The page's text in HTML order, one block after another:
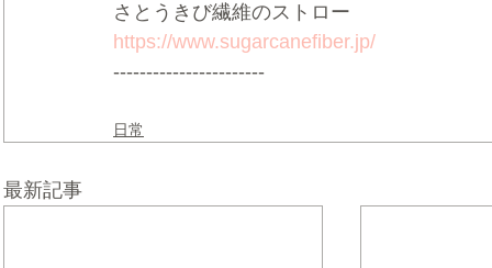
さとうきび繊維のストロー
https://www.sugarcanefiber.jp/
-----------------------
日常
最新記事